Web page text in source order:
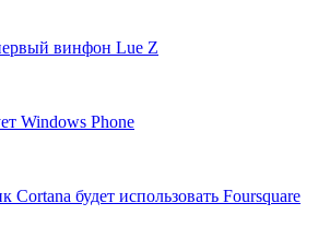
винфон Lue Z
Windows Phone
будет использовать Foursquare